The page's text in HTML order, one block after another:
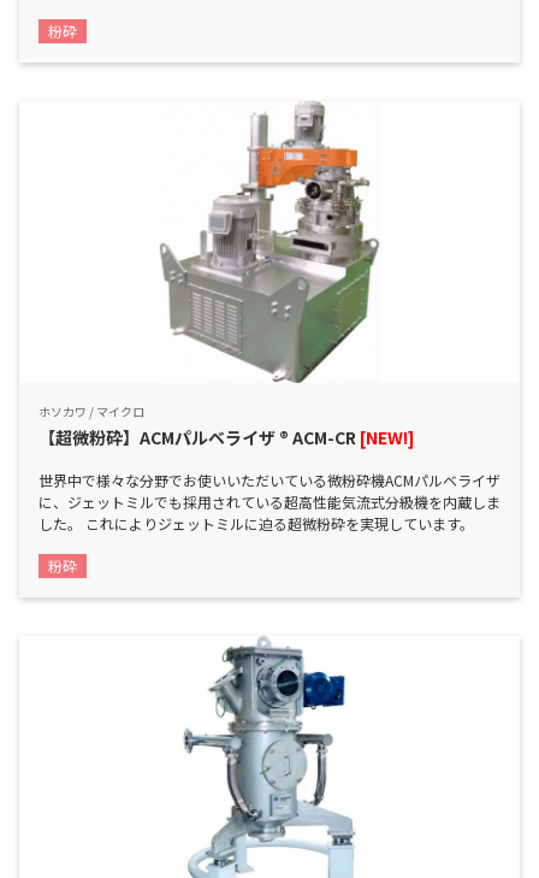
粉砕
ホソカワ / マイクロ
【超微粉砕】ACMパルベライザ ® ACM-CR [NEW!]
世界中で様々な分野でお使いいただいている微粉砕機ACMパルベライザ
に、ジェットミルでも採用されている超高性能気流式分級機を内蔵しま
した。 これによりジェットミルに迫る超微粉砕を実現しています。
粉砕